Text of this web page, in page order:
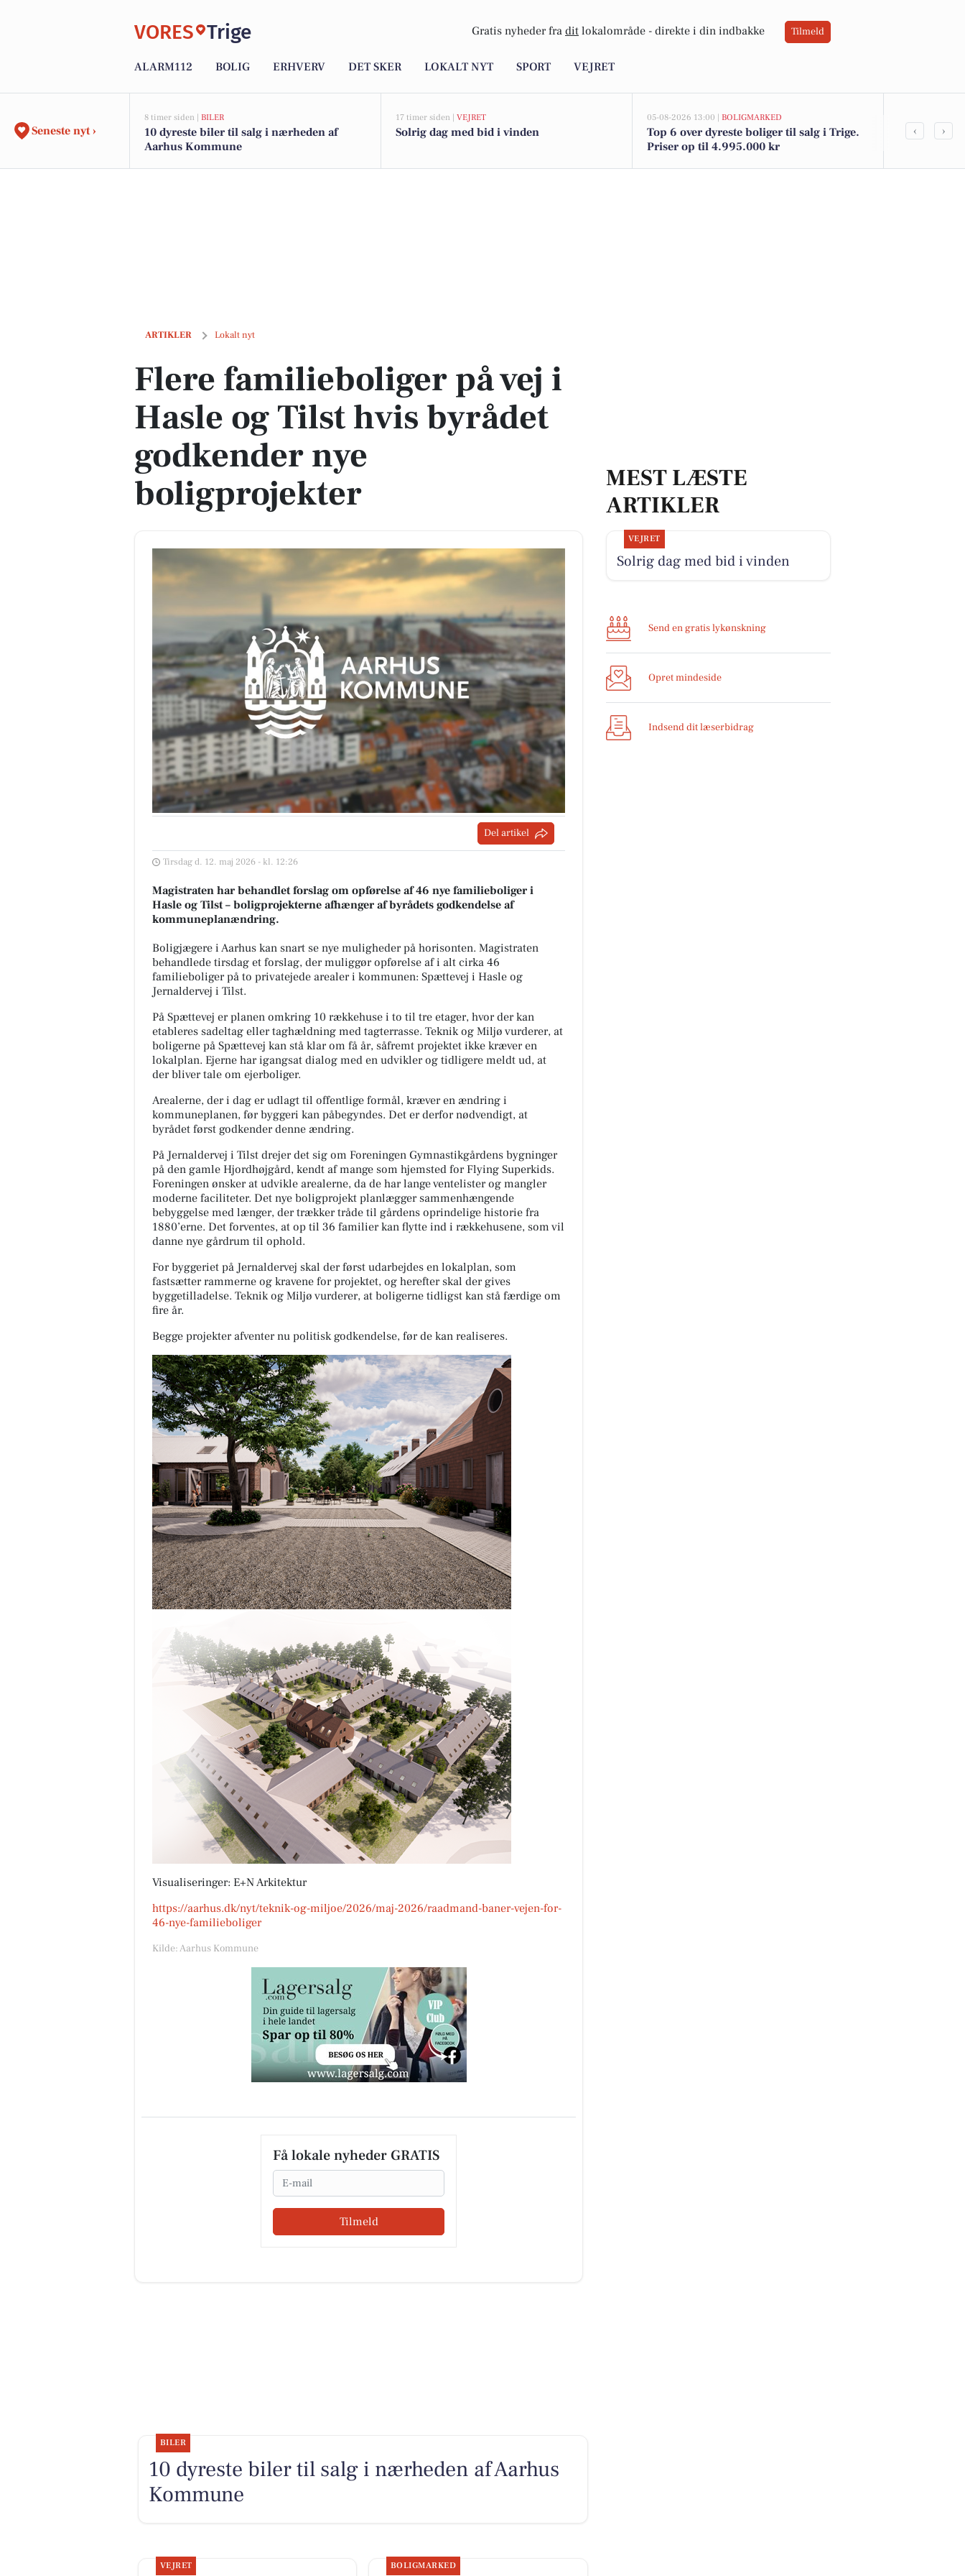
VORES Trige Gratis nyheder fra dit lokalområde - direkte i din indbakke Tilmeld
ALARM112 BOLIG ERHVERV DET SKER LOKALT NYT SPORT VEJRET
Seneste nyt ›
8 timer siden | BILER
10 dyreste biler til salg i nærheden af
Aarhus Kommune
17 timer siden | VEJRET
Solrig dag med bid i vinden
05-08-2026 13:00 | BOLIGMARKED
Top 6 over dyreste boliger til salg i Trige.
Priser op til 4.995.000 kr
Savner du
‹ ›
ARTIKLER Lokalt nyt
Flere familieboliger på vej i Hasle og Tilst hvis byrådet godkender nye boligprojekter
Flere familieboliger på vej i
Hasle og Tilst hvis byrådet
godkender nye
boligprojekter
Del artikel
Tirsdag d. 12. maj 2026 - kl. 12:26
Magistraten har behandlet forslag om opførelse af 46 nye familieboliger i
Hasle og Tilst – boligprojekterne afhænger af byrådets godkendelse af
kommuneplanændring.
Boligjægere i Aarhus kan snart se nye muligheder på horisonten. Magistraten
behandlede tirsdag et forslag, der muliggør opførelse af i alt cirka 46
familieboliger på to privatejede arealer i kommunen: Spættevej i Hasle og
Jernaldervej i Tilst.
På Spættevej er planen omkring 10 rækkehuse i to til tre etager, hvor der kan
etableres sadeltag eller taghældning med tagterrasse. Teknik og Miljø vurderer, at
boligerne på Spættevej kan stå klar om få år, såfremt projektet ikke kræver en
lokalplan. Ejerne har igangsat dialog med en udvikler og tidligere meldt ud, at
der bliver tale om ejerboliger.
Arealerne, der i dag er udlagt til offentlige formål, kræver en ændring i
kommuneplanen, før byggeri kan påbegyndes. Det er derfor nødvendigt, at
byrådet først godkender denne ændring.
På Jernaldervej i Tilst drejer det sig om Foreningen Gymnastikgårdens bygninger
på den gamle Hjordhøjgård, kendt af mange som hjemsted for Flying Superkids.
Foreningen ønsker at udvikle arealerne, da de har lange ventelister og mangler
moderne faciliteter. Det nye boligprojekt planlægger sammenhængende
bebyggelse med længer, der trækker tråde til gårdens oprindelige historie fra
1880’erne. Det forventes, at op til 36 familier kan flytte ind i rækkehusene, som vil
danne nye gårdrum til ophold.
For byggeriet på Jernaldervej skal der først udarbejdes en lokalplan, som
fastsætter rammerne og kravene for projektet, og herefter skal der gives
byggetilladelse. Teknik og Miljø vurderer, at boligerne tidligst kan stå færdige om
fire år.
Begge projekter afventer nu politisk godkendelse, før de kan realiseres.
Visualiseringer: E+N Arkitektur
https://aarhus.dk/nyt/teknik-og-miljoe/2026/maj-2026/raadmand-baner-vejen-for-
46-nye-familieboliger
Kilde: Aarhus Kommune
Få lokale nyheder GRATIS
Email
Tilmeld
MEST LÆSTE
ARTIKLER
VEJRET
Solrig dag med bid i vinden
Send en gratis lykønskning
Opret mindeside
Indsend dit læserbidrag
BILER
10 dyreste biler til salg i nærheden af Aarhus
Kommune
VEJRET BOLIGMARKED